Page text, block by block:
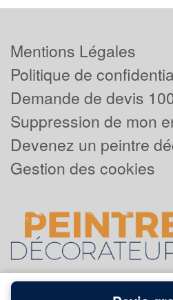
Mentions Légales
Politique de
Demande de devis
Suppression de mon
Devenez un peintre
Gestion des cookies